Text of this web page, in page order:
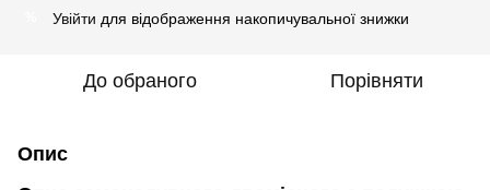
Увійти для відображення накопичувальної знижки
До обраного Порівняти
Опис